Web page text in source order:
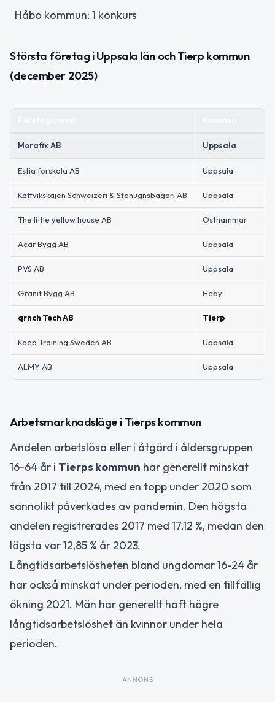
Håbo kommun: 1 konkurs
Största företag i Uppsala län och Tierp kommun
(december 2025)
Morafix AB Uppsala
Estia förskola AB Uppsala
Kattvikskajen Schweizeri & Stenugnsbageri AB Uppsala
The little yellow house AB Östhammar
Acar Bygg AB Uppsala
PVS AB Uppsala
Granit Bygg AB Heby
qrnch Tech AB Tierp
Keep Training Sweden AB Uppsala
ALMY AB Uppsala
Arbetsmarknadsläge i Tierps kommun
Andelen arbetslösa eller i åtgärd i åldersgruppen
16-64 år i Tierps kommun har generellt minskat
från 2017 till 2024, med en topp under 2020 som
sannolikt påverkades av pandemin. Den högsta
andelen registrerades 2017 med 17,12 %, medan den
lägsta var 12,85 % år 2023.
Långtidsarbetslösheten bland ungdomar 16-24 år
har också minskat under perioden, med en tillfällig
ökning 2021. Män har generellt haft högre
långtidsarbetslöshet än kvinnor under hela
perioden.
ANNONS